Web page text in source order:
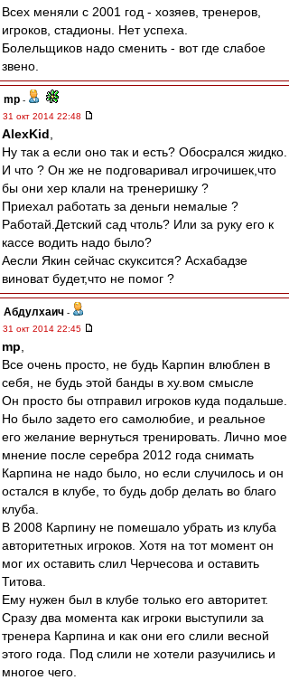
Всех меняли с 2001 год - хозяев, тренеров,
игроков, стадионы. Нет успеха.
Болельщиков надо сменить - вот где слабое
звено.
mp -
31 окт 2014 22:48
AlexKid
Ну так а если оно так и есть? Обосрался жидко.
И что ? Он же не подговаривал игрочишек,что
бы они хер клали на тренеришку ?
Приехал работать за деньги немалые ?
Работай.Детский сад чтоль? Или за руку его к
кассе водить надо было?
Аесли Якин сейчас скуксится? Асхабадзе
виноват будет,что не помог ?
Абдулхаич -
31 окт 2014 22:45
mp
Все очень просто, не будь Карпин влюблен в
себя, не будь этой банды в ху.вом смысле
Он просто бы отправил игроков куда подальше.
Но было задето его самолюбие, и реальное
его желание вернуться тренировать. Лично мое
мнение после серебра 2012 года снимать
Карпина не надо было, но если случилось и он
остался в клубе, то будь добр делать во благо
клуба.
В 2008 Карпину не помешало убрать из клуба
авторитетных игроков. Хотя на тот момент он
мог их оставить слил Черчесова и оставить
Титова.
Ему нужен был в клубе только его авторитет.
Сразу два момента как игроки выступили за
тренера Карпина и как они его слили весной
этого года. Под слили не хотели разучились и
многое чего.